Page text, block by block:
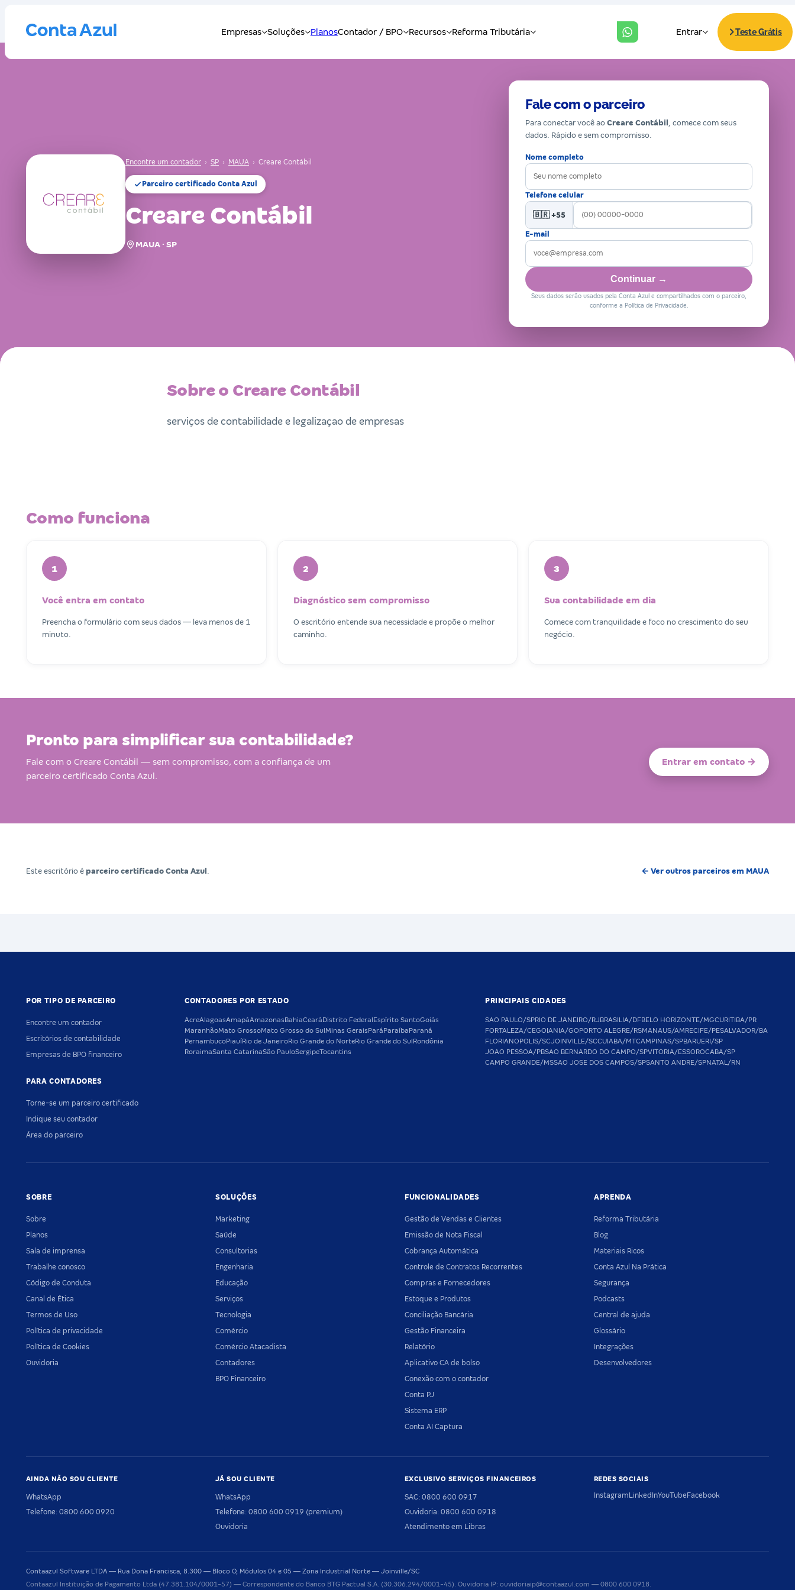
Encontre um contador › SP › MAUA › Creare Contábil
Parceiro certificado Conta Azul
Creare Contábil
MAUA · SP
Fale com o parceiro
Para conectar você ao Creare Contábil , comece com seus
dados. Rápido e sem compromisso.
Nome completo
Telefone celular
🇧🇷 +55
E-mail
Continuar →
Seus dados serão usados pela Conta Azul e compartilhados com o parceiro,
conforme a Política de Privacidade.
Sobre o Creare Contábil
serviços de contabilidade e legalizaçao de empresas
Como funciona
1
Você entra em contato
Preencha o formulário com seus dados — leva menos de 1
minuto.
2
Diagnóstico sem compromisso
O escritório entende sua necessidade e propõe o melhor
caminho.
3
Sua contabilidade em dia
Comece com tranquilidade e foco no crescimento do seu
negócio.
Pronto para simplificar sua contabilidade?
Fale com o Creare Contábil — sem compromisso, com a confiança de um
parceiro certificado Conta Azul.
Entrar em contato →
Este escritório é parceiro certificado Conta Azul . ← Ver outros parceiros em MAUA
POR TIPO DE PARCEIRO
Encontre um contador
Escritórios de contabilidade
Empresas de BPO financeiro
PARA CONTADORES
Torne-se um parceiro certificado
Indique seu contador
Área do parceiro
CONTADORES POR ESTADO
AcreAlagoasAmapáAmazonasBahiaCearáDistrito FederalEspírito SantoGoiás
MaranhãoMato GrossoMato Grosso do SulMinas GeraisParáParaíbaParaná
PernambucoPiauíRio de JaneiroRio Grande do NorteRio Grande do SulRondônia
RoraimaSanta CatarinaSão PauloSergipeTocantins
PRINCIPAIS CIDADES
SAO PAULO/SPRIO DE JANEIRO/RJBRASILIA/DFBELO HORIZONTE/MGCURITIBA/PR
FORTALEZA/CEGOIANIA/GOPORTO ALEGRE/RSMANAUS/AMRECIFE/PESALVADOR/BA
FLORIANOPOLIS/SCJOINVILLE/SCCUIABA/MTCAMPINAS/SPBARUERI/SP
JOAO PESSOA/PBSAO BERNARDO DO CAMPO/SPVITORIA/ESSOROCABA/SP
CAMPO GRANDE/MSSAO JOSE DOS CAMPOS/SPSANTO ANDRE/SPNATAL/RN
SOBRE
Sobre
Planos
Sala de imprensa
Trabalhe conosco
Código de Conduta
Canal de Ética
Termos de Uso
Política de privacidade
Política de Cookies
Ouvidoria
SOLUÇÕES
Marketing
Saúde
Consultorias
Engenharia
Educação
Serviços
Tecnologia
Comércio
Comércio Atacadista
Contadores
BPO Financeiro
FUNCIONALIDADES
Gestão de Vendas e Clientes
Emissão de Nota Fiscal
Cobrança Automática
Controle de Contratos Recorrentes
Compras e Fornecedores
Estoque e Produtos
Conciliação Bancária
Gestão Financeira
Relatório
Aplicativo CA de bolso
Conexão com o contador
Conta PJ
Sistema ERP
Conta AI Captura
APRENDA
Reforma Tributária
Blog
Materiais Ricos
Conta Azul Na Prática
Segurança
Podcasts
Central de ajuda
Glossário
Integrações
Desenvolvedores
AINDA NÃO SOU CLIENTE
WhatsApp
Telefone: 0800 600 0920
JÁ SOU CLIENTE
WhatsApp
Telefone: 0800 600 0919 (premium)
Ouvidoria
EXCLUSIVO SERVIÇOS FINANCEIROS
SAC: 0800 600 0917
Ouvidoria: 0800 600 0918
Atendimento em Libras
REDES SOCIAIS
InstagramLinkedInYouTubeFacebook
Contaazul Software LTDA — Rua Dona Francisca, 8.300 — Bloco O, Módulos 04 e 05 — Zona Industrial Norte — Joinville/SC
Contaazul Instituição de Pagamento Ltda (47.381.104/0001-57) — Correspondente do Banco BTG Pactual S.A. (30.306.294/0001-45). Ouvidoria IP: ouvidoriaip@contaazul.com — 0800 600 0918.